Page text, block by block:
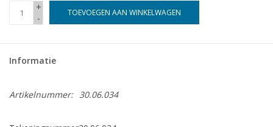
+
-
TOEVOEGEN AAN WINKELWAGEN
Informatie
Artikelnummer: 30.06.034